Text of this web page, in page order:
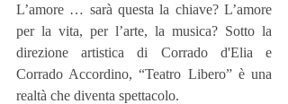
L’amore … sarà questa la chiave? L’amore
per la vita, per l’arte, la musica? Sotto la
direzione artistica di Corrado d'Elia e
Corrado Accordino, “Teatro Libero” è una
realtà che diventa spettacolo.